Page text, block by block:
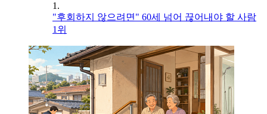
1.
"후회하지 않으려면" 60세 넘어 끊어내야 할 사람
1위